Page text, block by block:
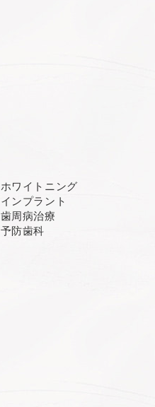
ホワイトニング
インプラント
歯周病治療
予防歯科